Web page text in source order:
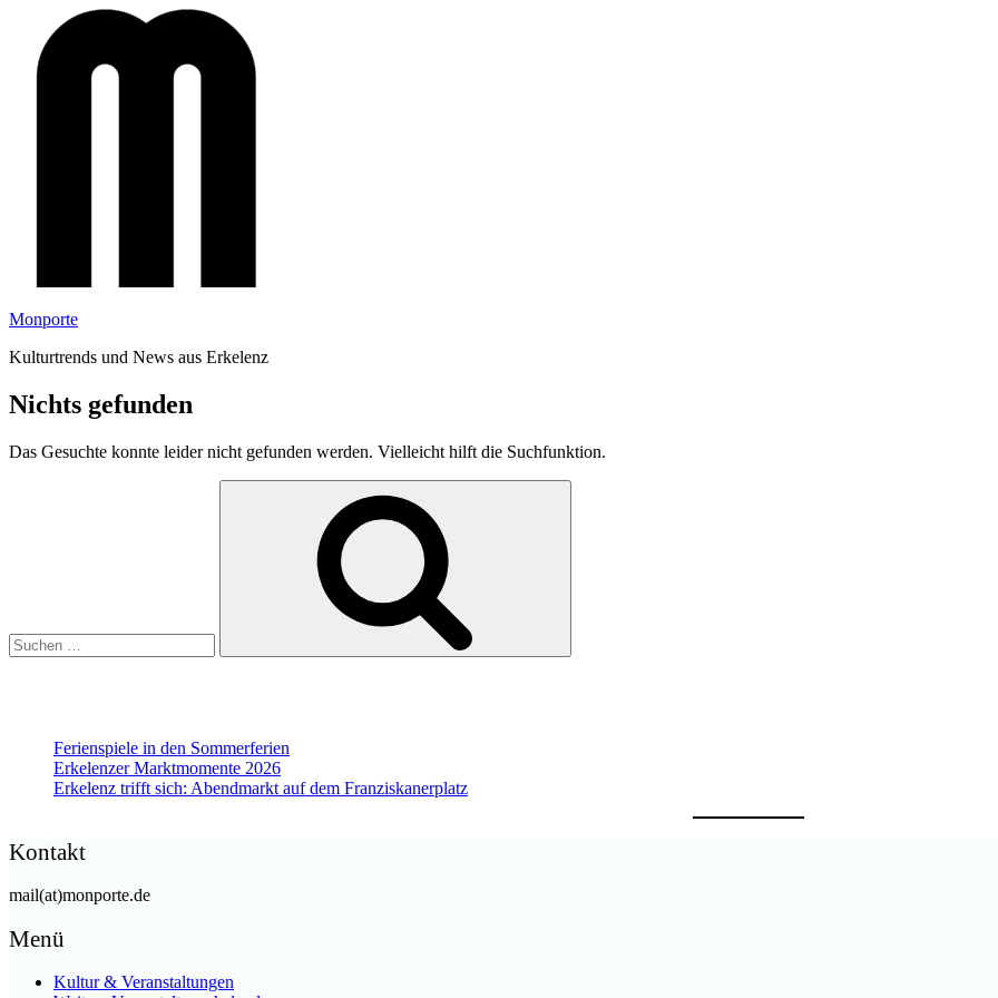
Inhalt
springen
Monporte
Kulturtrends und News aus Erkelenz
Nichts gefunden
Das Gesuchte konnte leider nicht gefunden werden. Vielleicht hilft die Suchfunktion.
Ferienspiele in den Sommerferien
Erkelenzer Marktmomente 2026
Erkelenz trifft sich: Abendmarkt auf dem Franziskanerplatz
Kontakt
mail(at)monporte.de
Menü
Kultur & Veranstaltungen